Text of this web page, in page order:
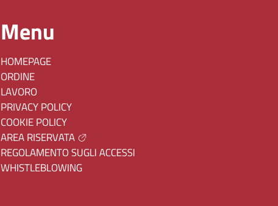
Menu
HOMEPAGE
ORDINE
LAVORO
PRIVACY POLICY
COOKIE POLICY
AREA RISERVATA
REGOLAMENTO SUGLI ACCESSI
WHISTLEBLOWING